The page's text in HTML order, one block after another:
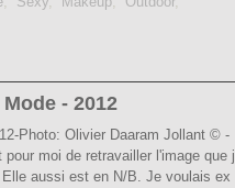
- 2012
Photo: Olivier Daaram Jollant © -
pour moi de retravailler l'image que j
aussi est en N/B. Je voulais ex